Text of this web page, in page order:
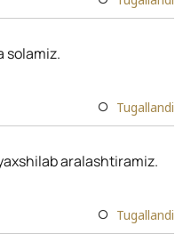
solamiz.
Tugallandi
aralashtiramiz.
Tugallandi